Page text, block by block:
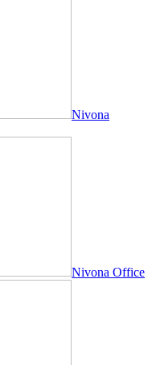
Nivona
Nivona Office